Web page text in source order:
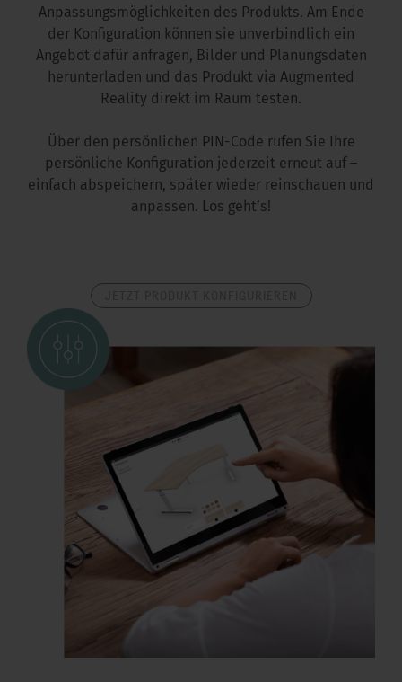
Anpassungsmöglichkeiten des Produkts. Am Ende
der Konfiguration können sie unverbindlich ein
Angebot dafür anfragen, Bilder und Planungsdaten
herunterladen und das Produkt via Augmented
Reality direkt im Raum testen.
Über den persönlichen PIN-Code rufen Sie Ihre
persönliche Konfiguration jederzeit erneut auf –
einfach abspeichern, später wieder reinschauen und
anpassen. Los geht’s!